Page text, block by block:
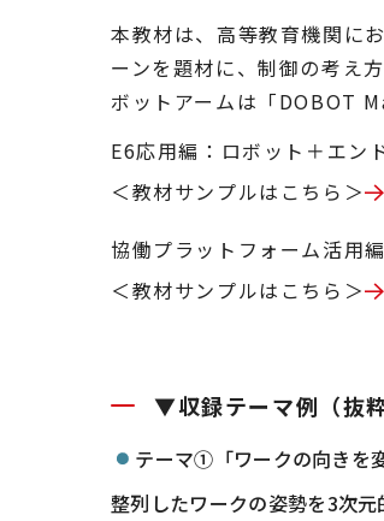
本教材は、高等教育機関に
ーンを題材に、制御の考え
ボットアームは「DOBOT
E6応用編：ロボット＋エン
＜教材サンプルはこちら＞
協働プラットフォーム活用
＜教材サンプルはこちら＞
▼収録テーマ例（抜粋
テーマ➀「ワークの向きを
整列したワークの姿勢を3次元